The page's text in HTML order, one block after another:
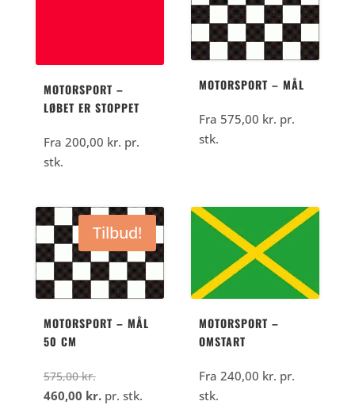
MOTORSPORT –
LØBET ER STOPPET
Fra 200,00 kr. pr.
stk.
MOTORSPORT – MÅL
Fra 575,00 kr. pr.
stk.
Tilbud!
MOTORSPORT – MÅL
50 CM
575,00kr.Den
oprindelige
460,00 kr.Den
pr. stk.
MOTORSPORT –
OMSTART
Fra240,00 kr. pr.
stk.